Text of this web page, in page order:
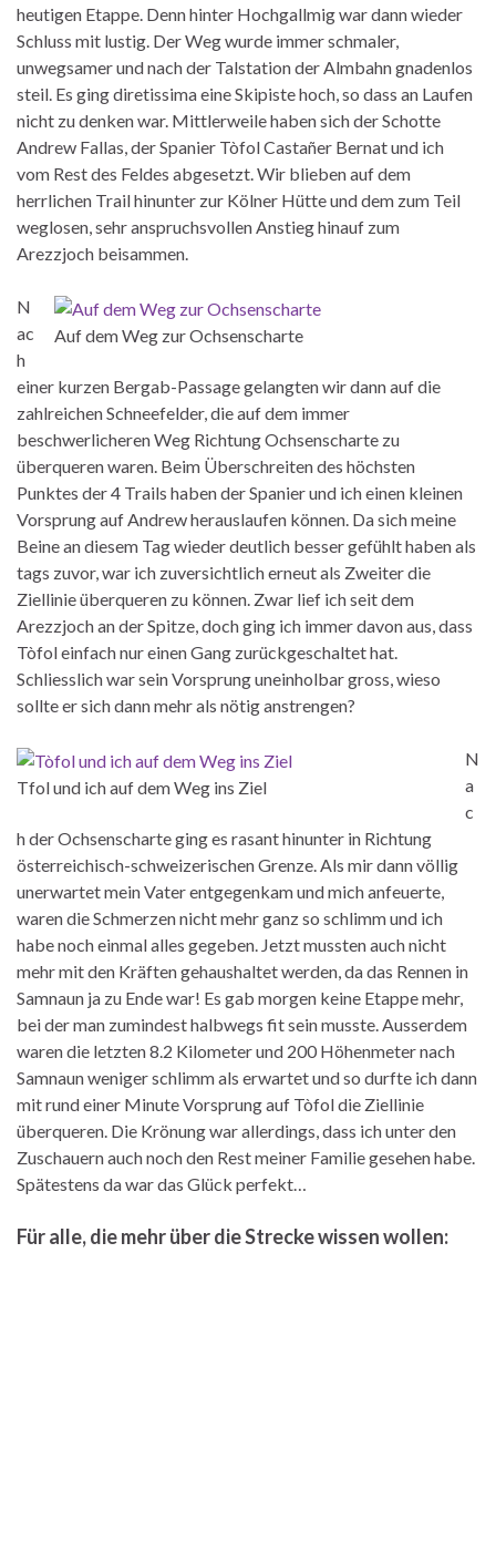
heutigen Etappe. Denn hinter Hochgallmig war dann wieder
Schluss mit lustig. Der Weg wurde immer schmaler,
unwegsamer und nach der Talstation der Almbahn gnadenlos
steil. Es ging diretissima eine Skipiste hoch, so dass an Laufen
nicht zu denken war. Mittlerweile haben sich der Schotte
Andrew Fallas, der Spanier Tòfol Castañer Bernat und ich
vom Rest des Feldes abgesetzt. Wir blieben auf dem
herrlichen Trail hinunter zur Kölner Hütte und dem zum Teil
weglosen, sehr anspruchsvollen Anstieg hinauf zum
Arezzjoch beisammen.
Auf dem Weg zur Ochsenscharte
N
ac
h
einer kurzen Bergab-Passage gelangten wir dann auf die
zahlreichen Schneefelder, die auf dem immer
beschwerlicheren Weg Richtung Ochsenscharte zu
überqueren waren. Beim Überschreiten des höchsten
Punktes der 4 Trails haben der Spanier und ich einen kleinen
Vorsprung auf Andrew herauslaufen können. Da sich meine
Beine an diesem Tag wieder deutlich besser gefühlt haben als
tags zuvor, war ich zuversichtlich erneut als Zweiter die
Ziellinie überqueren zu können. Zwar lief ich seit dem
Arezzjoch an der Spitze, doch ging ich immer davon aus, dass
Tòfol einfach nur einen Gang zurückgeschaltet hat.
Schliesslich war sein Vorsprung uneinholbar gross, wieso
sollte er sich dann mehr als nötig anstrengen?
Tfol und ich auf dem Weg ins Ziel
N
a
c
h der Ochsenscharte ging es rasant hinunter in Richtung
österreichisch-schweizerischen Grenze. Als mir dann völlig
unerwartet mein Vater entgegenkam und mich anfeuerte,
waren die Schmerzen nicht mehr ganz so schlimm und ich
habe noch einmal alles gegeben. Jetzt mussten auch nicht
mehr mit den Kräften gehaushaltet werden, da das Rennen in
Samnaun ja zu Ende war! Es gab morgen keine Etappe mehr,
bei der man zumindest halbwegs fit sein musste. Ausserdem
waren die letzten 8.2 Kilometer und 200 Höhenmeter nach
Samnaun weniger schlimm als erwartet und so durfte ich dann
mit rund einer Minute Vorsprung auf Tòfol die Ziellinie
überqueren. Die Krönung war allerdings, dass ich unter den
Zuschauern auch noch den Rest meiner Familie gesehen habe.
Spätestens da war das Glück perfekt…
Für alle, die mehr über die Strecke wissen wollen: